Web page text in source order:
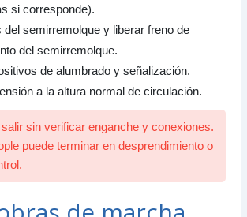
si corresponde).
del semirremolque y liberar freno de
del semirremolque.
de alumbrado y señalización.
a la altura normal de circulación.
salir sin verificar enganche y conexiones.
puede terminar en desprendimiento o